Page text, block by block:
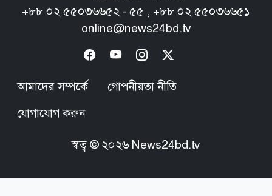
+৮৮ ০২ ৫৫০৩৬৬৫২ - ৫৫ , +৮৮ ০২ ৫৫০৩৬৬৫১
online@news24bd.tv
আমাদের সম্পর্কে
গোপনীয়তা নীতি
যোগাযোগ করুন
স্বত্ব © ২০২৬ News24bd.tv